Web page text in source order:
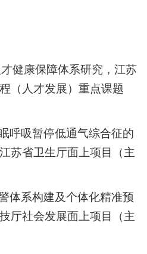
健康保障体系研究，江苏
（人才发展）重点课题
呼吸暂停低通气综合征的
苏省卫生厅面上项目（主
体系构建及个体化精准预
厅社会发展面上项目
（主